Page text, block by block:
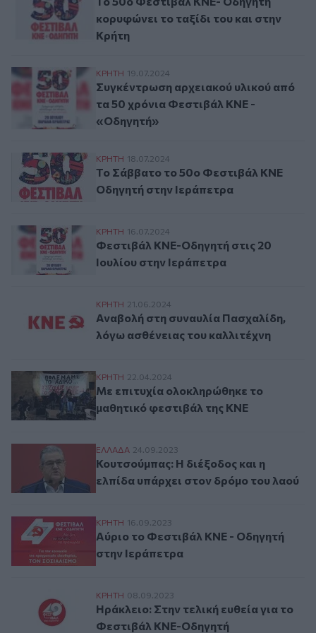
κορυφώνει το ταξίδι του και στην
Κρήτη
Συγκέντρωση αρχειακού υλικού από τα
ΚΡΗΤΗ 19.07.2024
Συγκέντρωση αρχειακού υλικού από
τα 50 χρόνια Φεστιβάλ ΚΝΕ -
«Οδηγητή»
Το Σάββατο το 50ο Φεστιβάλ ΚΝΕ
ΚΡΗΤΗ 18.07.2024
Το Σάββατο το 50ο Φεστιβάλ ΚΝΕ
Οδηγητή στην Ιεράπετρα
Φεστιβάλ ΚΝΕ-Οδηγητή στις 20 Ιουλίου
ΚΡΗΤΗ 16.07.2024
Φεστιβάλ ΚΝΕ-Οδηγητή στις 20
Ιουλίου στην Ιεράπετρα
Αναβολή στη συναυλία Πασχαλίδη, λόγω
ΚΡΗΤΗ 21.06.2024
Αναβολή στη συναυλία Πασχαλίδη,
λόγω ασθένειας του καλλιτέχνη
Με επιτυχία ολοκληρώθηκε το μαθητικό
ΚΡΗΤΗ 22.04.2024
Με επιτυχία ολοκληρώθηκε το
μαθητικό φεστιβάλ της ΚΝΕ
Κουτσούμπας: Η διέξοδος και η ελπίδα
ΕΛΛAΔΑ 24.09.2023
Κουτσούμπας: Η διέξοδος και η
ελπίδα υπάρχει στον δρόμο του λαού
Αύριο το Φεστιβάλ ΚΝΕ - Οδηγητή στην
ΚΡΗΤΗ 16.09.2023
Αύριο το Φεστιβάλ ΚΝΕ - Οδηγητή
στην Ιεράπετρα
Ηράκλειο: Στην τελική ευθεία για τo
ΚΡΗΤΗ 08.09.2023
Ηράκλειο: Στην τελική ευθεία για τo
Φεστιβάλ ΚΝΕ-Οδηγητή